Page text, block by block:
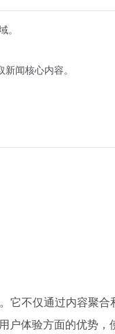
。
闻核心内容。
它不仅通过内容聚合
户体验方面的优势，